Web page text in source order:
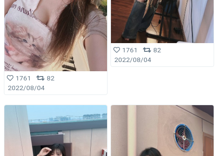
1761
82
2022/08/04
1761
82
2022/08/04